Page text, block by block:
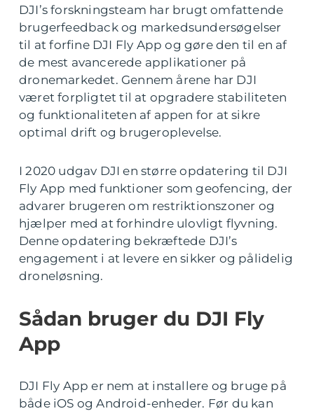
DJI’s forskningsteam har brugt omfattende
brugerfeedback og markedsundersøgelser
til at forfine DJI Fly App og gøre den til en af
de mest avancerede applikationer på
dronemarkedet. Gennem årene har DJI
været forpligtet til at opgradere stabiliteten
og funktionaliteten af appen for at sikre
optimal drift og brugeroplevelse.
I 2020 udgav DJI en større opdatering til DJI
Fly App med funktioner som geofencing, der
advarer brugeren om restriktionszoner og
hjælper med at forhindre ulovligt flyvning.
Denne opdatering bekræftede DJI’s
engagement i at levere en sikker og pålidelig
droneløsning.
Sådan bruger du DJI Fly
App
DJI Fly App er nem at installere og bruge på
både iOS og Android-enheder. Før du kan